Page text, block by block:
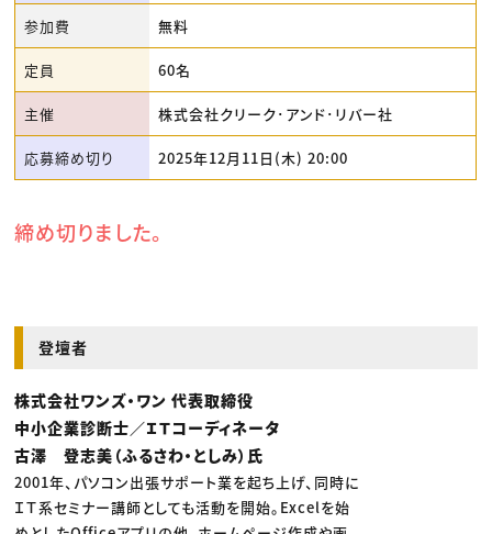
参加費 無料
定員 60名
主催 株式会社クリーク･アンド･リバー社
応募締め切り 2025年12月11日(木) 20:00
締め切りました。
登壇者
株式会社ワンズ・ワン 代表取締役
中小企業診断士／ＩＴコーディネータ
古澤 登志美（ふるさわ・としみ）氏
2001年、パソコン出張サポート業を起ち上げ、同時に
ＩＴ系セミナー講師としても活動を開始。Excelを始